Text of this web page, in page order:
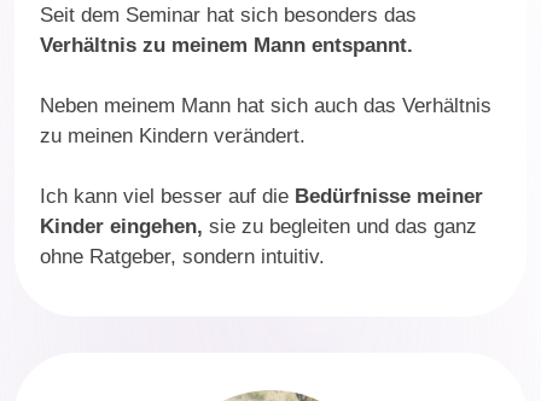
Seit dem Seminar hat sich besonders das
Verhältnis zu meinem Mann entspannt.
Neben meinem Mann hat sich auch das Verhältnis
zu meinen Kindern verändert.
Ich kann viel besser auf die Bedürfnisse meiner
Kinder eingehen, sie zu begleiten und das ganz
ohne Ratgeber, sondern intuitiv.